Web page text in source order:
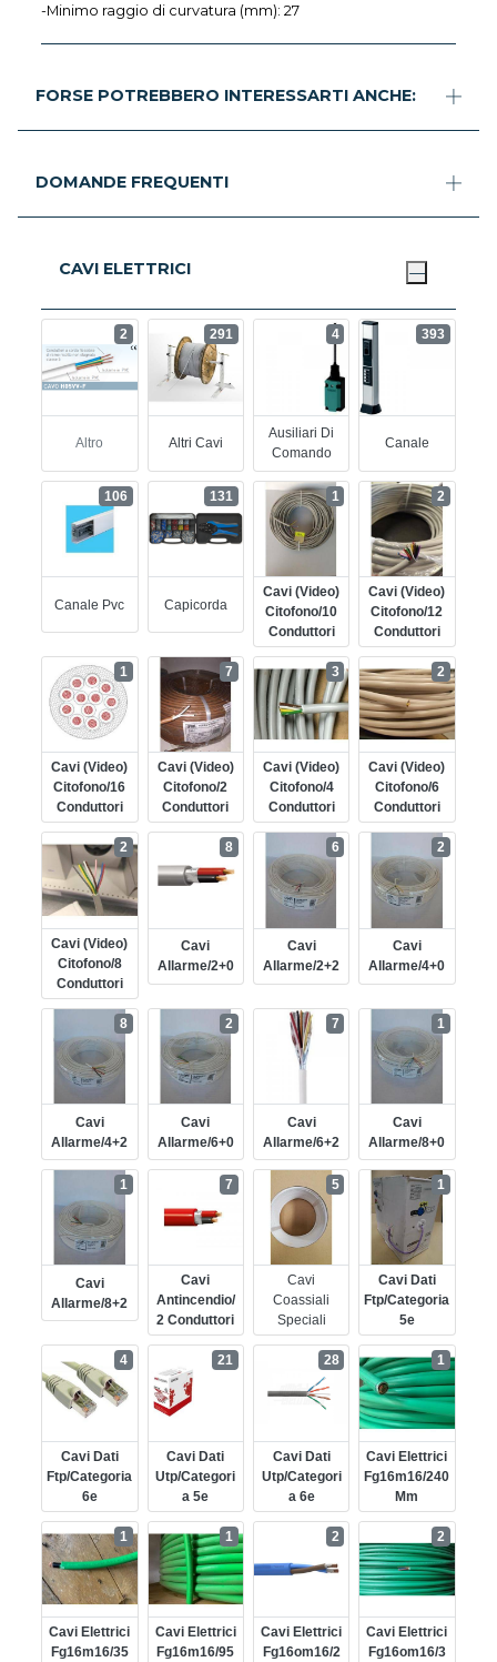
-Minimo raggio di curvatura (mm): 27
FORSE POTREBBERO INTERESSARTI ANCHE:
DOMANDE FREQUENTI
CAVI ELETTRICI
Altro
2
Altri Cavi
291
Ausiliari Di
Comando
4
Canale
393
Canale Pvc
106
Capicorda
131
Cavi (video)
Citofono/10
Conduttori
1
Cavi (video)
Citofono/12
Conduttori
2
Cavi (video)
Citofono/16
Conduttori
1
Cavi (video)
Citofono/2
Conduttori
7
Cavi (video)
Citofono/4
Conduttori
3
Cavi (video)
Citofono/6
Conduttori
2
Cavi (video)
Citofono/8
Conduttori
2
Cavi
Allarme/2+0
8
Cavi
Allarme/2+2
6
Cavi
Allarme/4+0
2
Cavi
Allarme/4+2
8
Cavi
Allarme/6+0
2
Cavi
Allarme/6+2
7
Cavi
Allarme/8+0
1
Cavi
Allarme/8+2
1
Cavi
Antincendio/
2 Conduttori
7
Cavi
Coassiali
Speciali
5
Cavi Dati
Ftp/categoria
5e
1
Cavi Dati
Ftp/categoria
6e
4
Cavi Dati
Utp/categori
A 5e
21
Cavi Dati
Utp/categori
A 6e
28
Cavi Elettrici
Fg16m16/240
Mm
1
Cavi Elettrici
Fg16m16/35
1
Cavi Elettrici
Fg16m16/95
1
Cavi Elettrici
Fg16om16/2
2
Cavi Elettrici
Fg16om16/3
2